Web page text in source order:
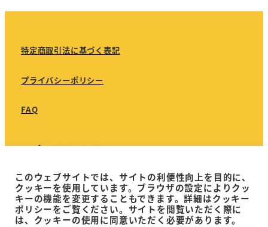
特定商取引法に基づく表記
プライバシーポリシー
FAQ
©JAAS 2022-2026
Japanese Association for the Advancement of
このウェブサイトでは、サイトの利便性向上を目的に、
クッキーを使用しています。ブラウザの設定によりクッ
キーの機能を変更することもできます。詳細はクッキー
ポリシーをご覧ください。サイトを閲覧いただく際に
は、クッキーの使用に同意いただく必要があります。